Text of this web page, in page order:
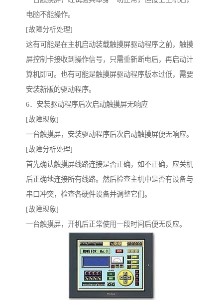
电脑不能操作。
[故障分析处理]
这有可能是在主机启动装载触摸屏驱动程序之前，触摸
屏控制卡接收到操作信号，只需重新断电后，再启动计
算机即可。也有可能是触摸屏驱动程序版本过低，需要
安装新版的驱动程序。
6．安装驱动程序后次启动触摸屏无响应
[故障现象]
一台触摸屏，安装驱动程序后次启动触摸屏便无响应。
[故障分析处理]
首先确认触摸屏线路连接是否正确，如不正确，应关机
后正确地连接所有线路。然后检查主机中是否有设备与
串口冲突，检查各硬件设备并调整它们。
[故障现象]
一台触摸屏，开机后正常使用一段时间后便无反应。